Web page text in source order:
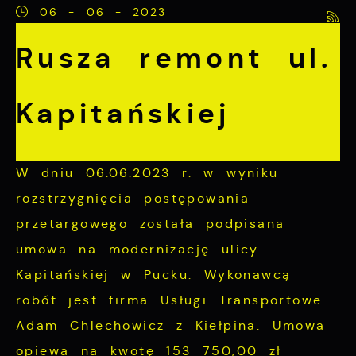
06 - 06 - 2023
Rusza remont ul.
Kapitańskiej
W dniu 06.06.2023 r. w wyniku
rozstrzygnięcia postępowania
przetargowego została podpisana
umowa na modernizację ulicy
Kapitańskiej w Pucku. Wykonawcą
robót jest firma Usługi Transportowe
Adam Chlechowicz z Kiełpina. Umowa
opiewa na kwotę 153 750,00 zł
internetowej i umożliwiają Ci komfortowe
dostosowania Twoich ustawień preferencji
formularzy. Dzięki plikom cookies strona, z
której korzystasz, może działać bez
zakłóceń.
Tego typu pliki cookies umożliwiają stronie
określonych funkcjonalności czy
prezentowanych treści.
Dzięki tym plikom cookies możemy
zapewnić Ci większy komfort korzystania z
Więcej